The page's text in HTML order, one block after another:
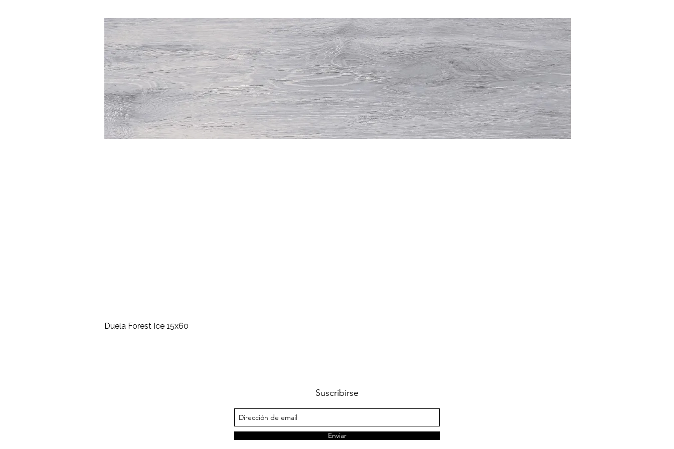
Duela Forest Ice 15x60
Suscribirse
Enviar